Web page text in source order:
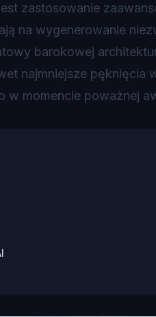
zastosowanie
na wygenerowanie
barokowej
najmniejsze pęknięcia
w momencie poważnej